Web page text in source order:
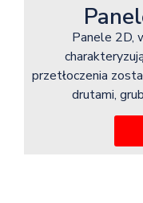
Panele 2D,
przetłoczenia
drutami,